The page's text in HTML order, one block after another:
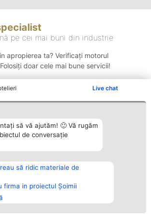
Live chat
să vă ajutăm! 🙂 Vă rugăm
de conversație
să ridic materiale de
firma in proiectul Șoimii
pe cei mai buni din industrie
apropierea ta? Verificați motorul
doar cele mai bune servicii!
Plebiscyt
Lista Tuturor
Laureaților
Statut
Contact